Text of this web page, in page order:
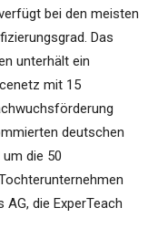
bei den meisten
Das
unterhält ein
mit 15
deutschen
die 50
die ExperTeach